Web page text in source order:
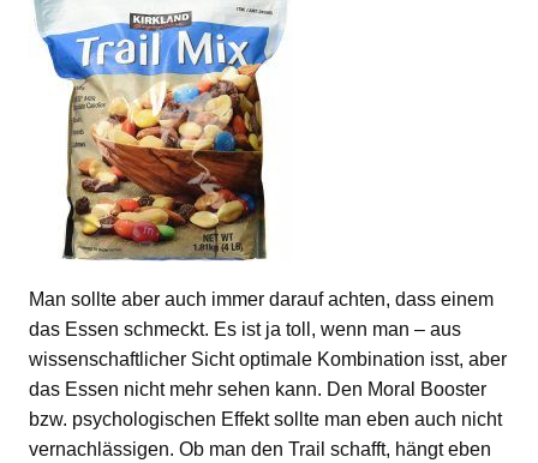
Man sollte aber auch immer darauf achten, dass einem
das Essen schmeckt. Es ist ja toll, wenn man – aus
wissenschaftlicher Sicht optimale Kombination isst, aber
das Essen nicht mehr sehen kann. Den Moral Booster
bzw. psychologischen Effekt sollte man eben auch nicht
vernachlässigen. Ob man den Trail schafft, hängt eben